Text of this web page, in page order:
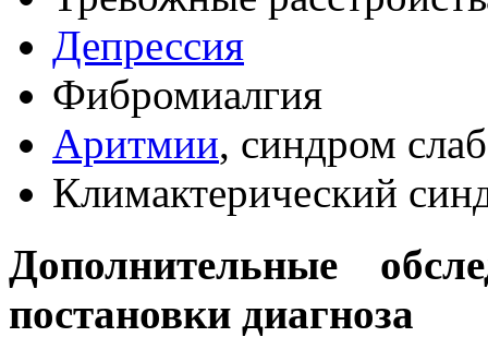
Депрессия
Фибромиалгия
Аритмии, синдром
Климактерический
Дополнительные
постановки диагноза